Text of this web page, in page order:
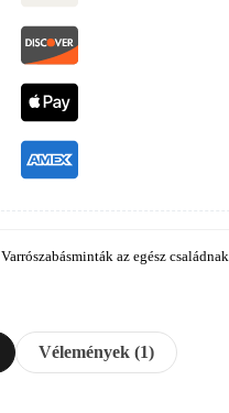
Varrószabásminták az egész családnak
Vélemények (1)